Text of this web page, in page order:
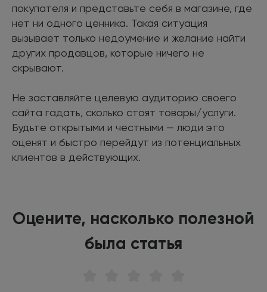
покупателя и представьте себя в магазине, где
нет ни одного ценника. Такая ситуация
вызывает только недоумение и желание найти
других продавцов, которые ничего не
скрывают.
Не заставляйте целевую аудиторию своего
сайта гадать, сколько стоят товары/услуги.
Будьте открытыми и честными — люди это
оценят и быстро перейдут из потенциальных
клиентов в действующих.
Оцените, насколько полезной
была статья